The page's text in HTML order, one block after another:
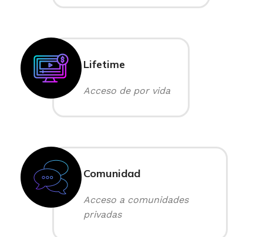
Lifetime
Acceso de por vida
Comunidad
Acceso a comunidades
privadas